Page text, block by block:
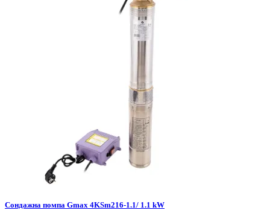
Сондажна помпа Gmax 4KSm216-1.1/ 1.1 kW